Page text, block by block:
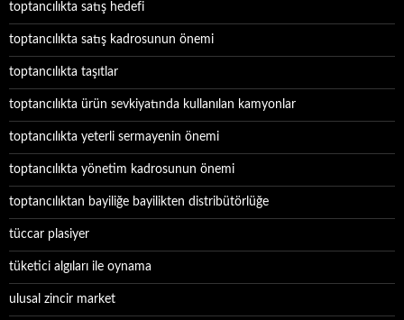
toptancılıkta satış hedefi
toptancılıkta satış kadrosunun önemi
toptancılıkta taşıtlar
toptancılıkta ürün sevkiyatında kullanılan kamyonlar
toptancılıkta yeterli sermayenin önemi
toptancılıkta yönetim kadrosunun önemi
toptancılıktan bayiliğe bayilikten distribütörlüğe
tüccar plasiyer
tüketici algıları ile oynama
ulusal zincir market